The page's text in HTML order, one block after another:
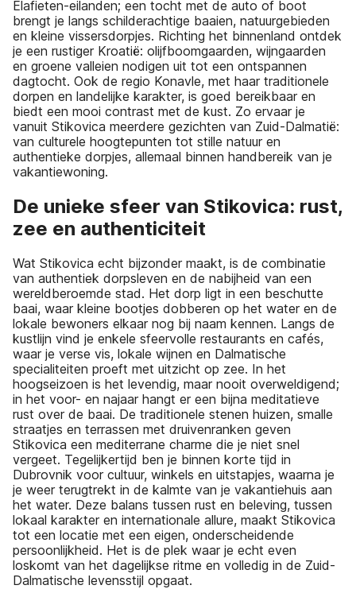
Elafieten-eilanden; een tocht met de auto of boot
brengt je langs schilderachtige baaien, natuurgebieden
en kleine vissersdorpjes. Richting het binnenland ontdek
je een rustiger Kroatië: olijfboomgaarden, wijngaarden
en groene valleien nodigen uit tot een ontspannen
dagtocht. Ook de regio Konavle, met haar traditionele
dorpen en landelijke karakter, is goed bereikbaar en
biedt een mooi contrast met de kust. Zo ervaar je
vanuit Stikovica meerdere gezichten van Zuid-Dalmatië:
van culturele hoogtepunten tot stille natuur en
authentieke dorpjes, allemaal binnen handbereik van je
vakantiewoning.
De unieke sfeer van Stikovica: rust,
zee en authenticiteit
Wat Stikovica echt bijzonder maakt, is de combinatie
van authentiek dorpsleven en de nabijheid van een
wereldberoemde stad. Het dorp ligt in een beschutte
baai, waar kleine bootjes dobberen op het water en de
lokale bewoners elkaar nog bij naam kennen. Langs de
kustlijn vind je enkele sfeervolle restaurants en cafés,
waar je verse vis, lokale wijnen en Dalmatische
specialiteiten proeft met uitzicht op zee. In het
hoogseizoen is het levendig, maar nooit overweldigend;
in het voor- en najaar hangt er een bijna meditatieve
rust over de baai. De traditionele stenen huizen, smalle
straatjes en terrassen met druivenranken geven
Stikovica een mediterrane charme die je niet snel
vergeet. Tegelijkertijd ben je binnen korte tijd in
Dubrovnik voor cultuur, winkels en uitstapjes, waarna je
je weer terugtrekt in de kalmte van je vakantiehuis aan
het water. Deze balans tussen rust en beleving, tussen
lokaal karakter en internationale allure, maakt Stikovica
tot een locatie met een eigen, onderscheidende
persoonlijkheid. Het is de plek waar je echt even
loskomt van het dagelijkse ritme en volledig in de Zuid-
Dalmatische levensstijl opgaat.